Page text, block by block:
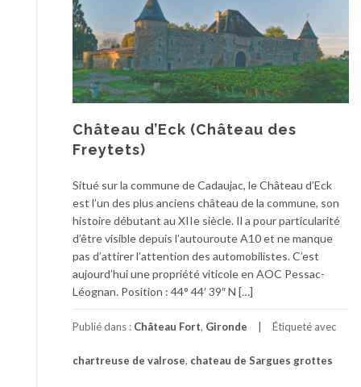
Château d’Eck (Château des
Freytets)
Situé sur la commune de Cadaujac, le Château d’Eck
est l’un des plus anciens château de la commune, son
histoire débutant au XIIe siècle. Il a pour particularité
d’être visible depuis l’autouroute A10 et ne manque
pas d’attirer l’attention des automobilistes. C’est
aujourd’hui une propriété viticole en AOC Pessac-
Léognan. Position : 44° 44′ 39″ N […]
Publié dans : Château Fort, Gironde Étiqueté avec
chartreuse de valrose, chateau de Sargues grottes